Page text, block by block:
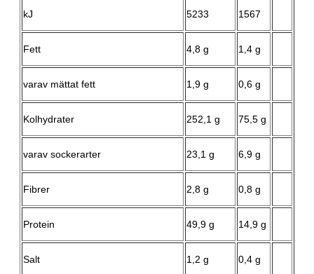
kJ 5233 1567
Fett 4,8 g 1,4 g
varav mättat fett 1,9 g 0,6 g
Kolhydrater 252,1 g 75,5 g
varav sockerarter 23,1 g 6,9 g
Fibrer 2,8 g 0,8 g
Protein 49,9 g 14,9 g
Salt 1,2 g 0,4 g